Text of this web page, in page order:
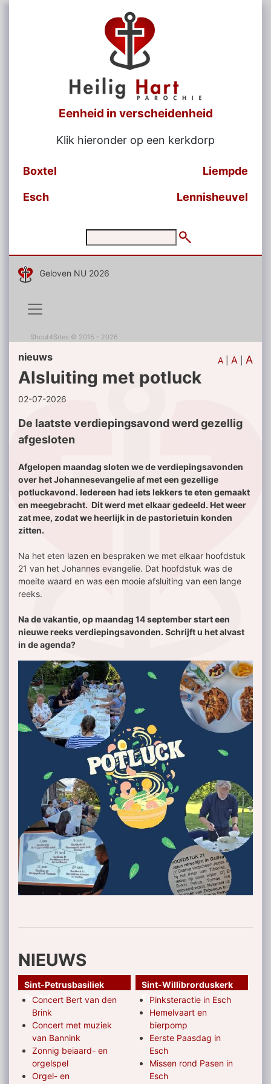
Eenheid in verscheidenheid
Klik hieronder op een kerkdorp
Boxtel Liempde
Esch Lennisheuvel
Geloven NU 2026
Shout4Sites © 2015 - 2026
A A A
nieuws
Alsluiting met potluck
02-07-2026
De laatste verdiepingsavond werd gezellig
afgesloten
Afgelopen maandag sloten we de verdiepingsavonden
over het Johannesevangelie af met een gezellige
potluckavond. Iedereen had iets lekkers te eten gemaakt
en meegebracht. Dit werd met elkaar gedeeld. Het weer
zat mee, zodat we heerlijk in de pastorietuin konden
zitten.
Na het eten lazen en bespraken we met elkaar hoofdstuk
21 van het Johannes evangelie. Dat hoofdstuk was de
moeite waard en was een mooie afsluiting van een lange
reeks.
Na de vakantie, op maandag 14 september start een
nieuwe reeks verdiepingsavonden. Schrijft u het alvast
in de agenda?
NIEUWS
Sint-Petrusbasiliek
Boxtel
Concert Bert van den
Brink
Concert met muziek
van Bannink
Zonnig beiaard- en
orgelspel
Orgel- en
Sint-Willibrorduskerk
EschPinksteractie in Esch
Hemelvaart en
bierpomp
Eerste Paasdag in
Esch
Missen rond Pasen in
Esch